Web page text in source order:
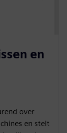
en
over
en stelt